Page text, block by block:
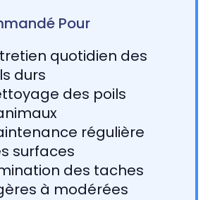
Pour
quotidien des
durs
des poils
régulière
surfaces
des taches
à modérées